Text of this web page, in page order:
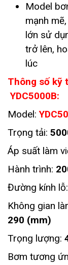
Model
mạnh
lớn sử
trở lên,
lúc
Thông số kỹ
YDC5000B:
Model:
Trọng tải:
Áp suất làm
Hành trình:
Đường kính lỗ:
Không gian
290 (mm)
Trọng lượng:
Bơm tương